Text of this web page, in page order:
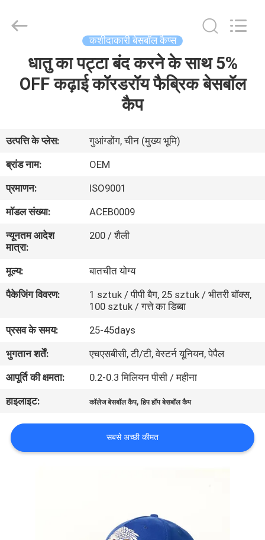
हमारे
बारे
में
कारखाना
भ्रमण
गुणवत्ता
नियंत्रण
संपर्क
करें
समाचार
मामलों
Manufacturing
कशीदाकारी बेसबॉल कैप्स
धातु का पट्टा बंद करने के साथ 5%
OFF कढ़ाई कॉरडरॉय फैब्रिक बेसबॉल
कैप
उत्पत्ति के प्लेस:
गुआंग्डोंग, चीन (मुख्य भूमि)
ब्रांड नाम:
OEM
प्रमाणन:
ISO9001
मॉडल संख्या:
ACEB0009
न्यूनतम आदेश
मात्रा:
200 / शैली
मूल्य:
बातचीत योग्य
पैकेजिंग विवरण:
1 sztuk / पीपी बैग, 25 sztuk / भीतरी बॉक्स,
100 sztuk / गत्ते का डिब्बा
प्रसव के समय:
25-45days
भुगतान शर्तें:
एचएसबीसी, टी/टी, वेस्टर्न यूनियन, पेपैल
आपूर्ति की क्षमता:
0.2-0.3 मिलियन पीसी / महीना
हाइलाइट:
कॉलेज बेसबॉल कैप,हिप हॉप बेसबॉल कैप
सबसे अच्छी कीमत